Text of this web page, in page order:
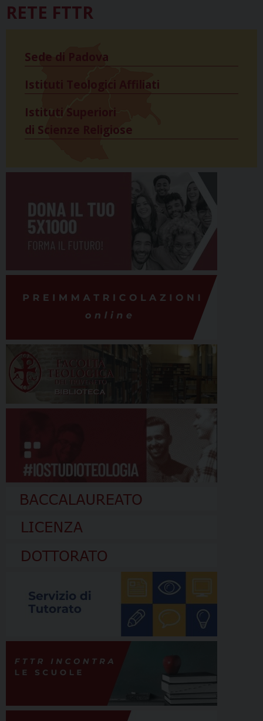
RETE FTTR
Sede di Padova
Istituti Teologici Affiliati
Istituti Superiori
di Scienze Religiose